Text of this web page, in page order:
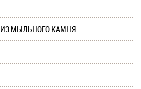
МЫЛЬНОГО КАМНЯ